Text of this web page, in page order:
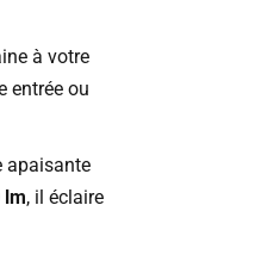
à votre
entrée ou
apaisante
lm, il éclaire